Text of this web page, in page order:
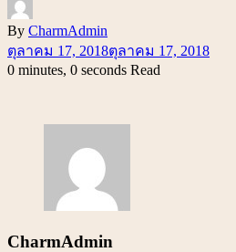
By CharmAdmin
ตุลาคม 17, 2018ตุลาคม 17, 2018
0 minutes, 0 seconds Read
CharmAdmin